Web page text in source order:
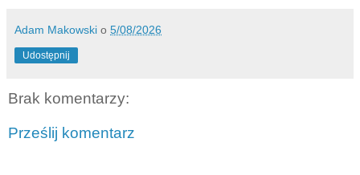
Adam Makowski o 5/08/2026
Udostępnij
Brak komentarzy:
Prześlij komentarz